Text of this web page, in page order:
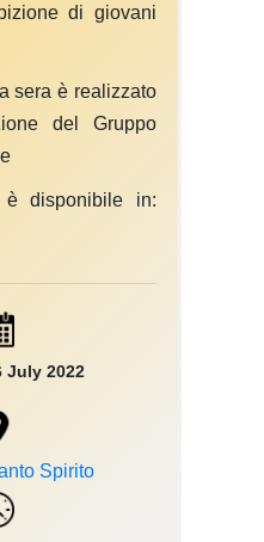
di giovani
sera è realizzato
del Gruppo
è disponibile in:
July 2022
Spirito